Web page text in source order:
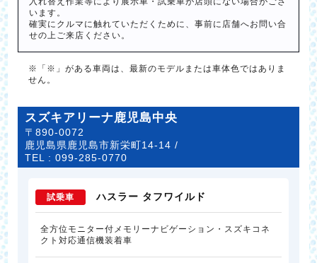
います。
確実にクルマに触れていただくために、事前に店舗へお問い合
せの上ご来店ください。
※「※」がある車両は、最新のモデルまたは車体色ではありま
せん。
スズキアリーナ鹿児島中央
〒890-0072
鹿児島県鹿児島市新栄町14-14 /
TEL :099-285-0770
試乗車 ハスラー タフワイルド
全方位モニター付メモリーナビゲーション・スズキコネ
クト対応通信機装着車